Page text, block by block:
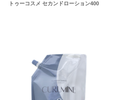
トゥーコスメ セカンドローション400